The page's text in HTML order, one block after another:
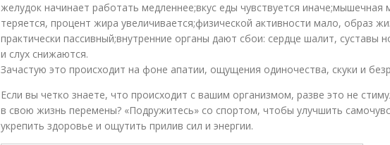
желудок начинает работать медленнее;вкус еды чувствуется иначе;мышечная
теряется, процент жира увеличивается;физической активности мало, образ
практически пассивный;внутренние органы дают сбои: сердце шалит, суставы
и слух снижаются.
Зачастую это происходит на фоне апатии, ощущения одиночества, скуки и
Если вы четко знаете, что происходит с вашим организмом, разве это не
в свою жизнь перемены? «Подружитесь» со спортом, чтобы улучшить
укрепить здоровье и ощутить прилив сил и энергии.